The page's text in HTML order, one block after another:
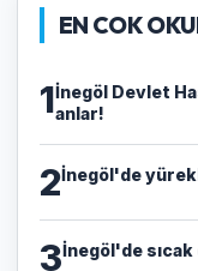
EN COK
1İnegöl Devlet
anlar!
2İnegöl'de
3İnegöl'de sıcak